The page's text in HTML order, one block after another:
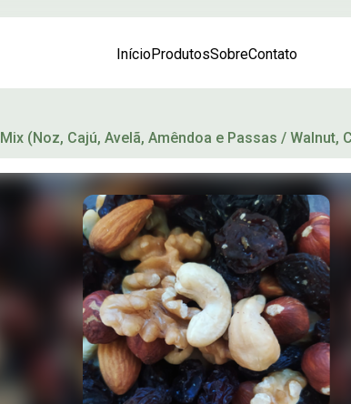
InícioProdutosSobreContato
Mix (Noz, Cajú, Avelã, Amêndoa e Passas / Walnut,